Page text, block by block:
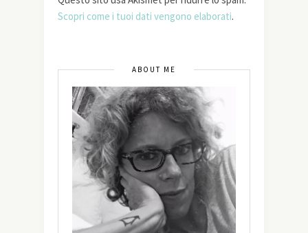
Scopri come i tuoi dati vengono elaborati.
ABOUT ME